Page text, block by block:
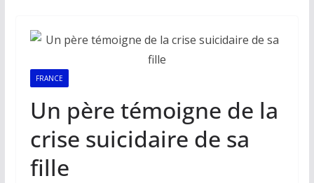
FRANCE
Un père témoigne de la
crise suicidaire de sa
fille